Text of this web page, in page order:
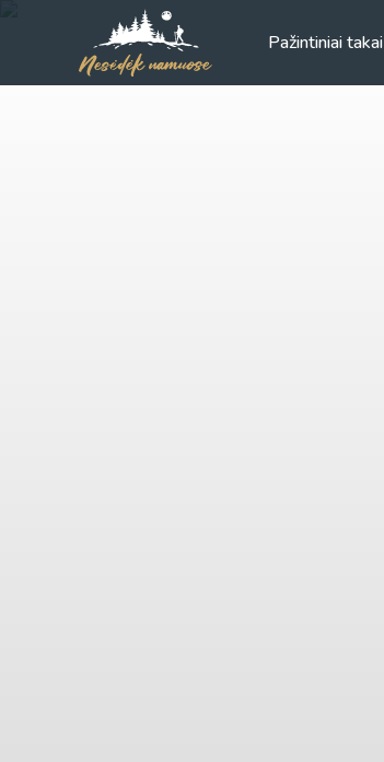
Pažintiniai takai